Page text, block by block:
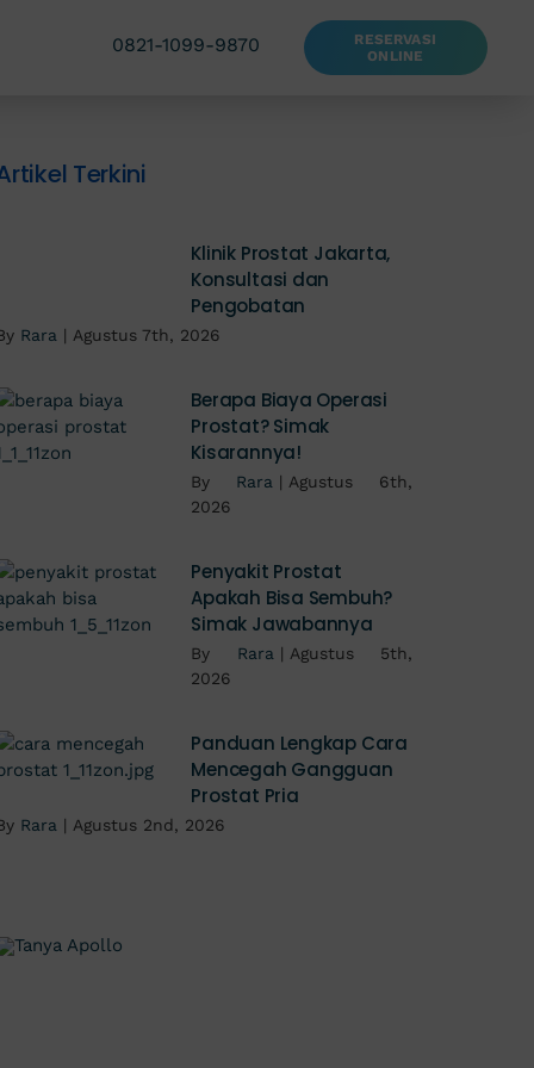
0821-1099-9870
RESERVASI
ONLINE
Terkini
Klinik Prostat Jakarta,
Konsultasi dan
Pengobatan
Rara | Agustus 7th, 2026
Berapa Biaya Operasi
Prostat? Simak
Kisarannya!
By Rara | Agustus 6th,
2026
Penyakit Prostat
Apakah Bisa Sembuh?
Simak Jawabannya
By Rara | Agustus 5th,
2026
Panduan Lengkap Cara
Mencegah Gangguan
Prostat Pria
Rara | Agustus 2nd, 2026